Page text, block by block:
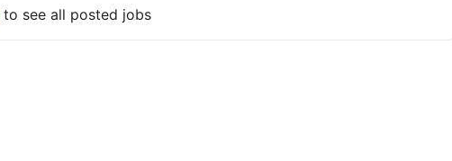
to see all posted jobs